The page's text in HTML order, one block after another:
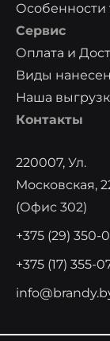
Особенности
Сервис
Оплата и
Виды
Наша
Контакты
220007, Ул.
Московская,
(офис 302)
+375 (29) 350-
+375 (17) 355-